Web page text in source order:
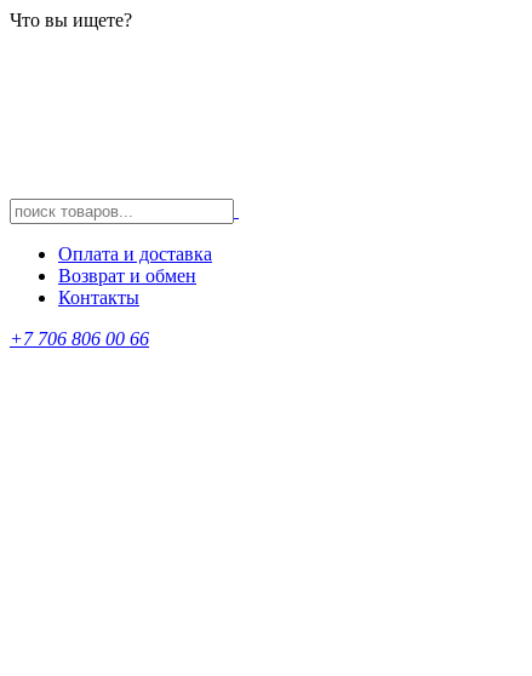
Что вы ищете?
Оплата и доставка
Возврат и обмен
Контакты
+7 706 806 00 66